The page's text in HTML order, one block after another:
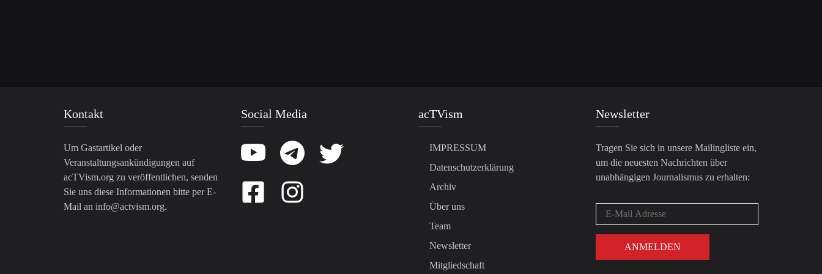
Kontakt
Um Gastartikel oder
Veranstaltungsankündigungen auf
acTVism.org zu veröffentlichen, senden
Sie uns diese Informationen bitte per E-
Mail an info@actvism.org.
Social Media acTVism
IMPRESSUM
Datenschutzerklärung
Archiv
Über uns
Team
Newsletter
Mitgliedschaft
Newsletter
Tragen Sie sich in unsere Mailingliste ein,
um die neuesten Nachrichten über
unabhängigen Journalismus zu erhalten: